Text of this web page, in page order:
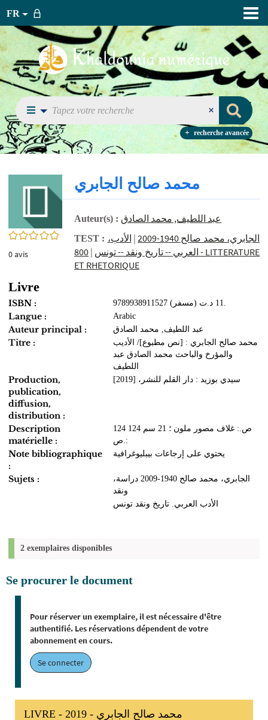
FR
recherche avancée
0/5
0avis
محمد صالح الجابري
Auteur(s) : عبد اللطيف, محمد الصادق
TEST : ،الجابري، محمد صالح 1940-2009 | الأدب
العربي‏ -- ‏تاريخ ونقد -- ‏تونس‏ |
800 - LITTERATURE
ET RHETORIQUE
Livre
ISBN : 9789938911527 (مسفر) 11 د.ت.
Langue : Arabic
Auteur principal : عبد اللطيف, محمد الصادق
Titre :
محمد صالح الجابري : [نص مطبوع]/ الأديب
والمؤرخ والباحث محمد الصادق عبد
اللطيف
Production,
publication,
diffusion,
distribution :
سيدي بوزيد : دار القلم للنشر، [2019]
Description
matérielle :
124 ص.: غلاف مصور ملون ؛ 21 سم 124
ص.:
Note bibliographique
:
يحتوي على إرجاعات بيبليوغرافية
Sujets :
،الجابري، محمد صالح 1940-2009 دراسة
ونقد
الأدب العربي‏. ‏تاريخ ونقد ‏تونس‏
2 exemplaires disponibles
Se procurer le document
Pour réserver un exemplaire, il est nécessaire d'être
authentifié. Les réservations dépendent de votre
abonnement en cours.
Se connecter
LIVRE - 2019 - محمد صالح الجابري